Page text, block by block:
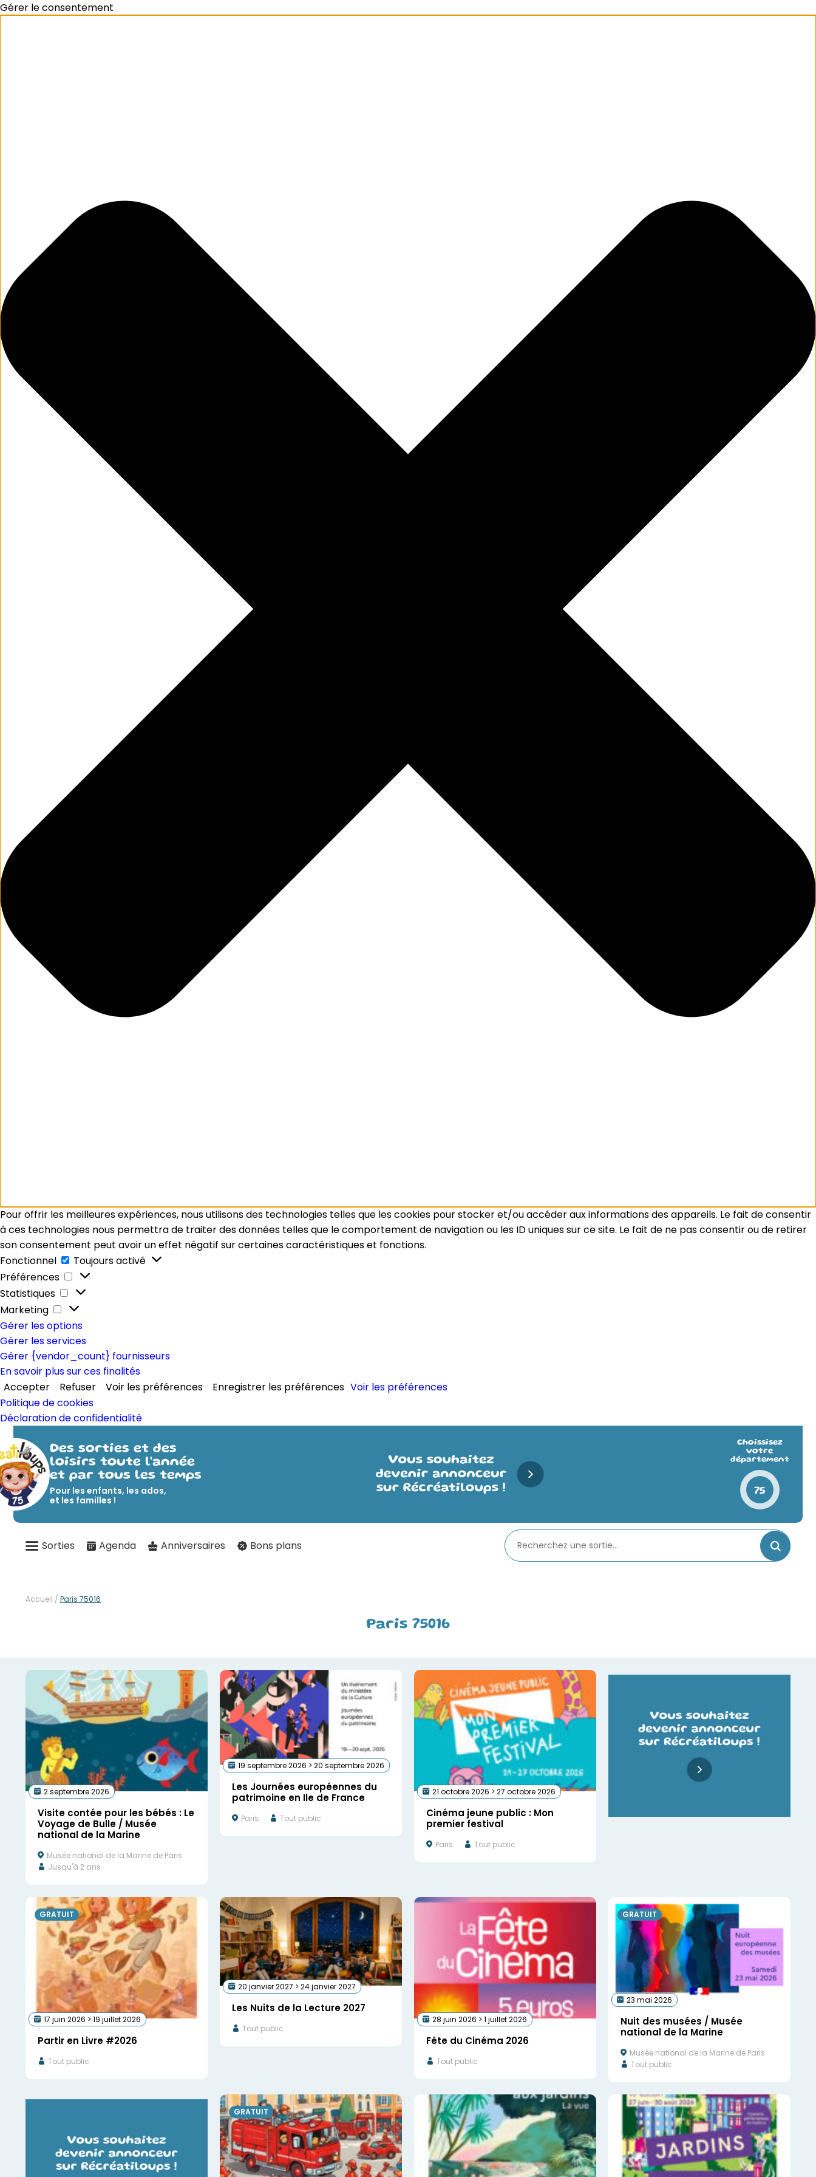
Gérer le consentement
Pour offrir les meilleures expériences, nous utilisons des technologies telles que les cookies pour stocker et/ou accéder aux informations des appareils. Le fait de consentir
à ces technologies nous permettra de traiter des données telles que le comportement de navigation ou les ID uniques sur ce site. Le fait de ne pas consentir ou de retirer
son consentement peut avoir un effet négatif sur certaines caractéristiques et fonctions.
Fonctionnel
Fonctionnel
Toujours activé
Préférences
Préférences
Statistiques
Statistiques
Marketing
Marketing
Gérer les options
Gérer les services
Gérer {vendor_count} fournisseurs
En savoir plus sur ces finalités
Accepter
Refuser Voir les préférences Enregistrer les préférences Voir les préférences
Politique de cookies
Déclaration de confidentialité
Des sorties et des
loisirs toute l'année
et par tous les temps
Pour les enfants, les ados,
et les familles !
Choissisez
votre
département
75
Sorties Agenda Anniversaires Bons plans
Paris 75016
Accueil / Paris 75016
2 septembre 2026
Visite contée pour les bébés : Le
Voyage de Bulle / Musée
national de la Marine
Musée national de la Marine de Paris
Jusqu'à 2 ans
19 septembre 2026 > 20 septembre 2026
Les Journées européennes du
patrimoine en Ile de France
Paris Tout public
21 octobre 2026 > 27 octobre 2026
Cinéma jeune public : Mon
premier festival
Paris Tout public
17 juin 2026 > 19 juillet 2026
Partir en Livre #2026
Tout public
GRATUIT
20 janvier 2027 > 24 janvier 2027
Les Nuits de la Lecture 2027
Tout public
28 juin 2026 > 1 juillet 2026
Fête du Cinéma 2026
Tout public
23 mai 2026
Nuit des musées / Musée
national de la Marine
Musée national de la Marine de Paris
Tout public
GRATUIT
GRATUIT